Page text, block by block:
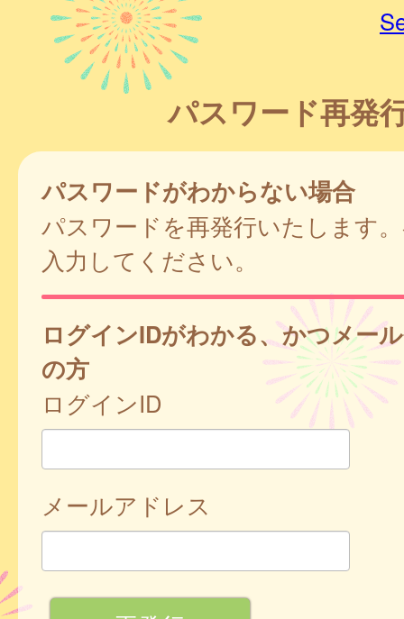
パスワード再発
パスワードがわからない場合
パスワードを再発行いたします
入力してください。
ログインIDがわかる、かつメー
の方
ログインID
メールアドレス